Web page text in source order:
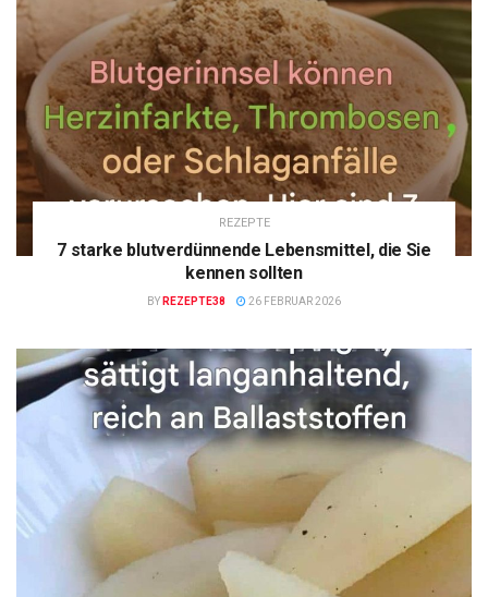
REZEPTE
7 starke blutverdünnende Lebensmittel, die Sie
kennen sollten
BY REZEPTE38 26 FEBRUAR 2026